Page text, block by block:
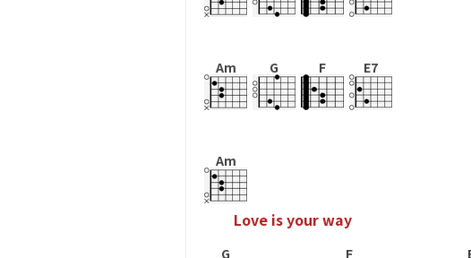
Am G F E7
Am
Love isyourway
G F